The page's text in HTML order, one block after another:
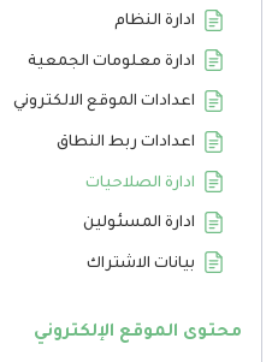
ادارة النظام
ادارة معلومات الجمعية
اعدادات الموقع الالكتروني
اعدادات ربط النطاق
ادارة الصلاحيات
ادارة المسئولين
بيانات الاشتراك
محتوى الموقع الإلكتروني